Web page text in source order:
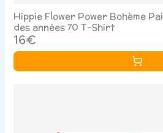
Hippie Flower Power Bohème
des années 70 T-Shirt
16€